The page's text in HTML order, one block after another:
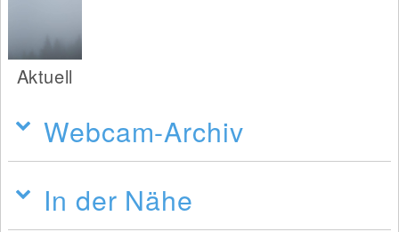
Aktuell
Webcam-Archiv
In der Nähe